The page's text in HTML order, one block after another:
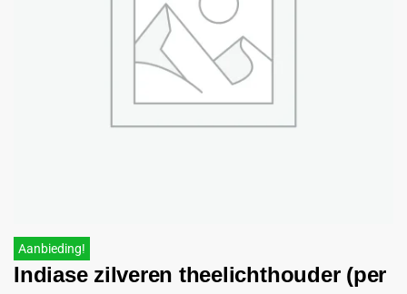
Aanbieding!
Indiase zilveren theelichthouder (per